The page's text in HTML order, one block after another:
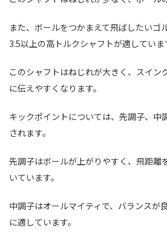
また、ボールをつかまえて飛ばしたいゴ
3.5以上の高トルクシャフトが適していま
このシャフトはねじれが大きく、スイン
に伝えやすくなります。
キックポイントについては、先調子、中
されます。
先調子はボールが上がりやすく、飛距離
いています。
中調子はオールマイティで、バランスが
に適しています。